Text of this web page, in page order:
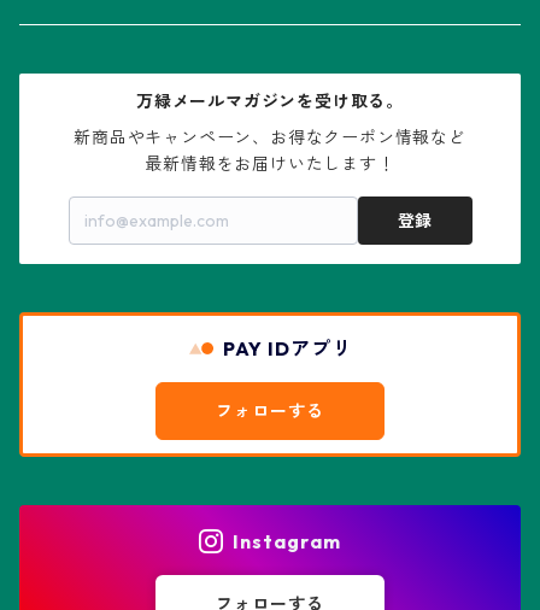
リザード・スキン兜
花園兜
エキノケレウス属
エキノプシス属
エリオシケ属
コノフィツム属
センナ属
パキポディウム属
フェネストラリア属
水石・景石
万緑メールマガジンを受け取る。
新商品やキャンペーン、お得なクーポン情報など
最新情報をお届けいたします！
登録
PAY IDアプリ
フォローする
Instagram
フォローする